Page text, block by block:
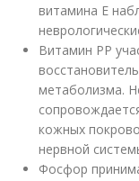
витамина Е
Витамин РР
метаболизма.
кожных
нервной
Фосфор